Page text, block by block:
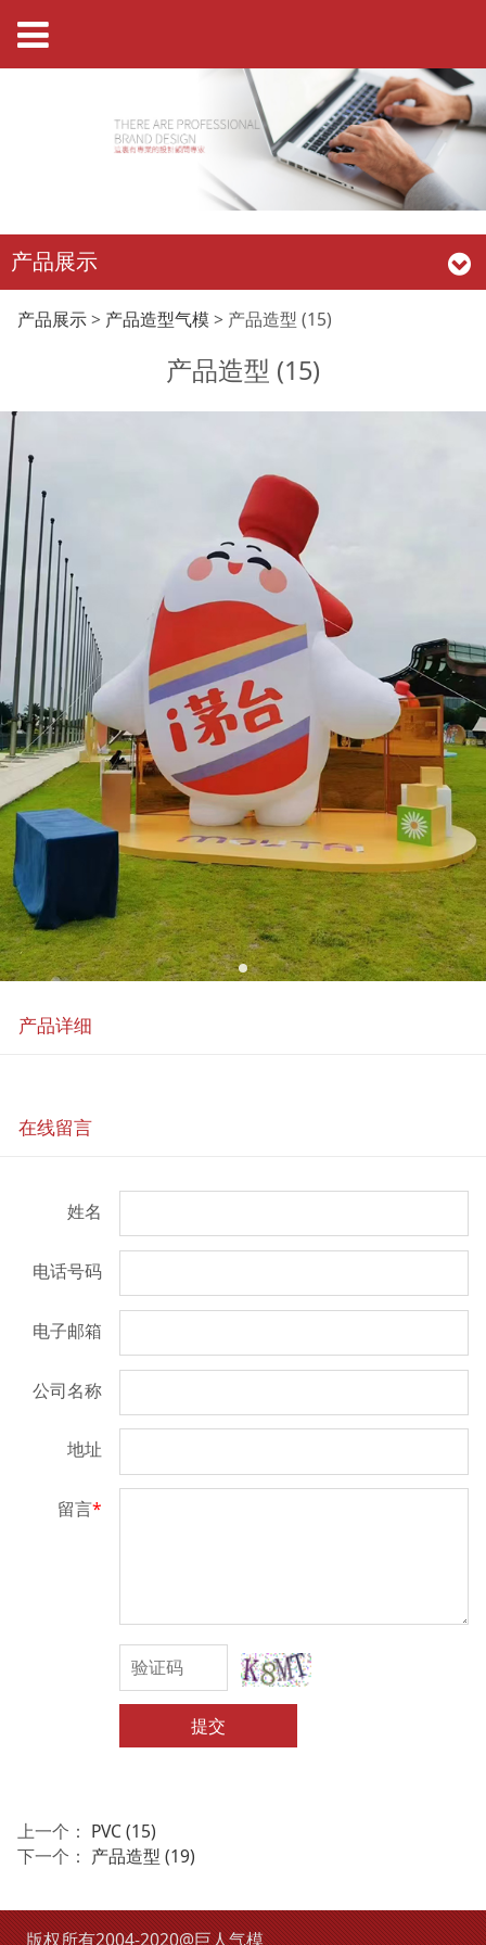
产品展示
产品造型 (15)
产品展示> 产品造型气模 > 产品造型 (15)
产品造型 (15)
产品详细
在线留言
姓名
电话号码
电子邮箱
公司名称
地址
留言*
提交
上一个： PVC (15)
下一个： 产品造型 (19)
版权所有2004-2020@巨人气模